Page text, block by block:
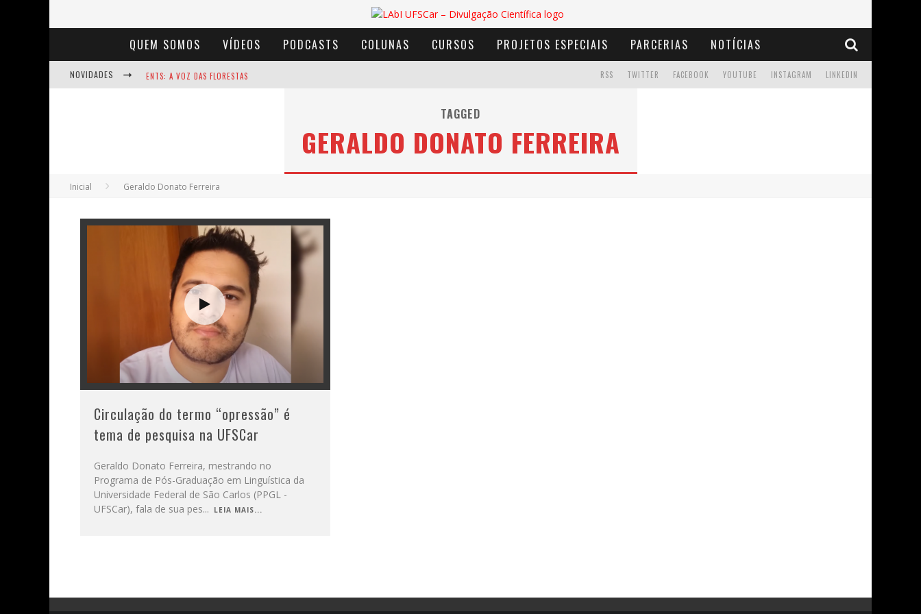
QUEM SOMOS VÍDEOS PODCASTS COLUNAS CURSOS PROJETOS ESPECIAIS PARCERIAS NOTÍCIAS
NOVIDADES ENTS: A VOZ DAS FLORESTAS
BAÚ DE HISTÓRIAS - A JAMAIS IMAGINADA AVENTURA COM OS MOINHOS DE VENTO
LINKEDIN
INSTAGRAM
YOUTUBE
FACEBOOK
TWITTER
RSS
TAGGED
GERALDO DONATO FERREIRA
Inicial Geraldo Donato Ferreira
Circulação do termo “opressão” é
tema de pesquisa na UFSCar
Geraldo Donato Ferreira, mestrando no
Programa de Pós-Graduação em Linguística da
Universidade Federal de São Carlos (PPGL -
UFSCar), fala de sua pes... LEIA MAIS...